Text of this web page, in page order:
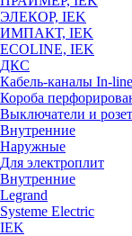
ЭЛЕКОР, IEK
ИМПАКТ, IEK
ECOLINE, IEK
ДКС
Кабель-каналы In-
Короба
Выключатели и
Внутренние
Наружные
Для электроплит
Внутренние
Legrand
Systeme Electric
IEK